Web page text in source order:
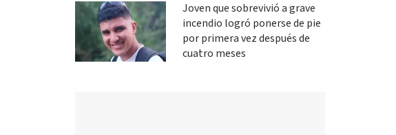
Joven que sobrevivió a grave
incendio logró ponerse de pie
por primera vez después de
cuatro meses